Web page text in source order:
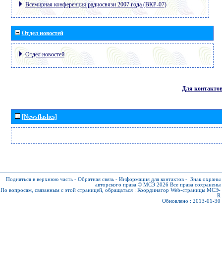
Всемирная конференция радиосвязи 2007 года (ВКР-07)
Отдел новостей
Отдел новостей
Для контактов
[Newsflashes]
Подняться в верхнюю часть - Обратная связь - Информация для контактов - Знак охраны
авторского права © МСЭ 2026 Все права сохранены
По вопросам, связанным с этой страницей, обращаться : Координатор Web-страницы МСЭ-
R
Обновлено : 2013-01-30